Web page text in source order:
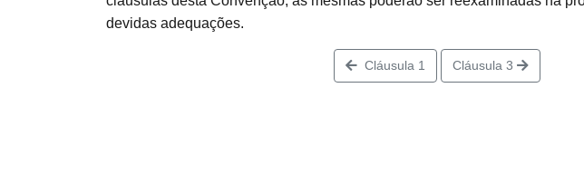
devidas adequações.
Cláusula 1 Cláusula 3